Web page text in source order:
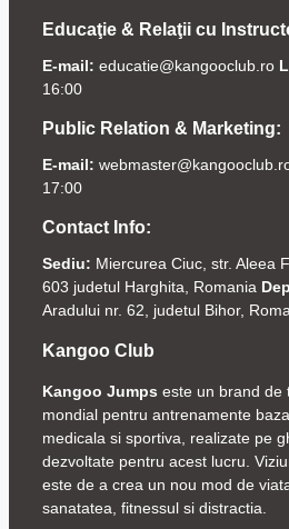
Educaţie & Relaţii cu
E-mail: educatie@kangooclub.ro
16:00
Public Relation & Marketing:
E-mail:
17:00
Contact Info:
Sediu: Miercurea Ciuc, str. Aleea
603 judetul Harghita, Romania
Aradului nr. 62, judetul Bihor,
Kangoo Club
Kangoo Jumps este un brand de
mondial pentru antrenamente
medicala si sportiva, realizate pe
dezvoltate pentru acest lucru.
este de a crea un nou mod de
sanatatea, fitnessul si distractia.